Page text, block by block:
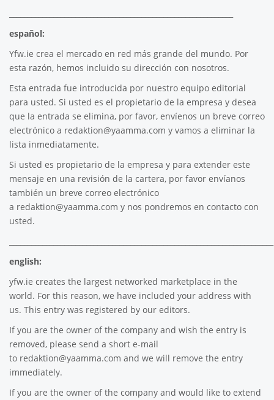
español:
Yfw.ie crea el mercado en red más grande del mundo. Por
esta razón, hemos incluido su dirección con nosotros.
Esta entrada fue introducida por nuestro equipo editorial
para usted. Si usted es el propietario de la empresa y desea
que la entrada se elimina, por favor, envíenos un breve correo
electrónico a redaktion@yaamma.com y vamos a eliminar la
lista inmediatamente.
Si usted es propietario de la empresa y para extender este
mensaje en una revisión de la cartera, por favor envíanos
también un breve correo electrónico
a redaktion@yaamma.com y nos pondremos en contacto con
usted.
english:
yfw.ie creates the largest networked marketplace in the
world. For this reason, we have included your address with
us. This entry was registered by our editors.
If you are the owner of the company and wish the entry is
removed, please send a short e-mail
to redaktion@yaamma.com and we will remove the entry
immediately.
If you are the owner of the company and would like to extend